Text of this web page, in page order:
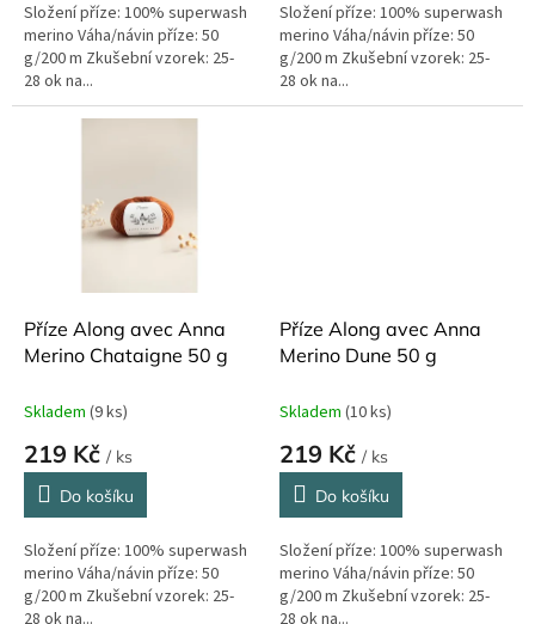
Složení příze: 100% superwash
merino Váha/návin příze: 50
g/200 m Zkušební vzorek: 25-
28 ok na...
Složení příze: 100% superwash
merino Váha/návin příze: 50
g/200 m Zkušební vzorek: 25-
28 ok na...
Příze Along avec Anna
Merino Chataigne 50 g
Skladem (9 ks)
219 Kč / ks
Do košíku
Složení příze: 100% superwash
merino Váha/návin příze: 50
g/200 m Zkušební vzorek: 25-
Příze Along avec Anna
Merino Dune 50 g
Skladem (10 ks)
219 Kč / ks
Do košíku
Složení příze: 100% superwash
merino Váha/návin příze: 50
g/200 m Zkušební vzorek: 25-